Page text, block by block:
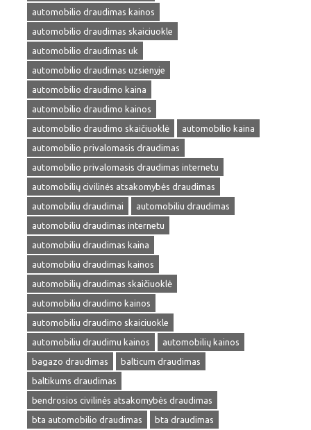
automobilio draudimas kainos
automobilio draudimas skaiciuokle
automobilio draudimas uk
automobilio draudimas uzsienyje
automobilio draudimo kaina
automobilio draudimo kainos
automobilio draudimo skaičiuoklė
automobilio kaina
automobilio privalomasis draudimas
automobilio privalomasis draudimas internetu
automobilių civilinės atsakomybės draudimas
automobiliu draudimai
automobiliu draudimas
automobiliu draudimas internetu
automobiliu draudimas kaina
automobiliu draudimas kainos
automobilių draudimas skaičiuoklė
automobiliu draudimo kainos
automobiliu draudimo skaiciuokle
automobiliu draudimu kainos
automobilių kainos
bagazo draudimas
balticum draudimas
baltikums draudimas
bendrosios civilinės atsakomybės draudimas
bta automobilio draudimas
bta draudimas